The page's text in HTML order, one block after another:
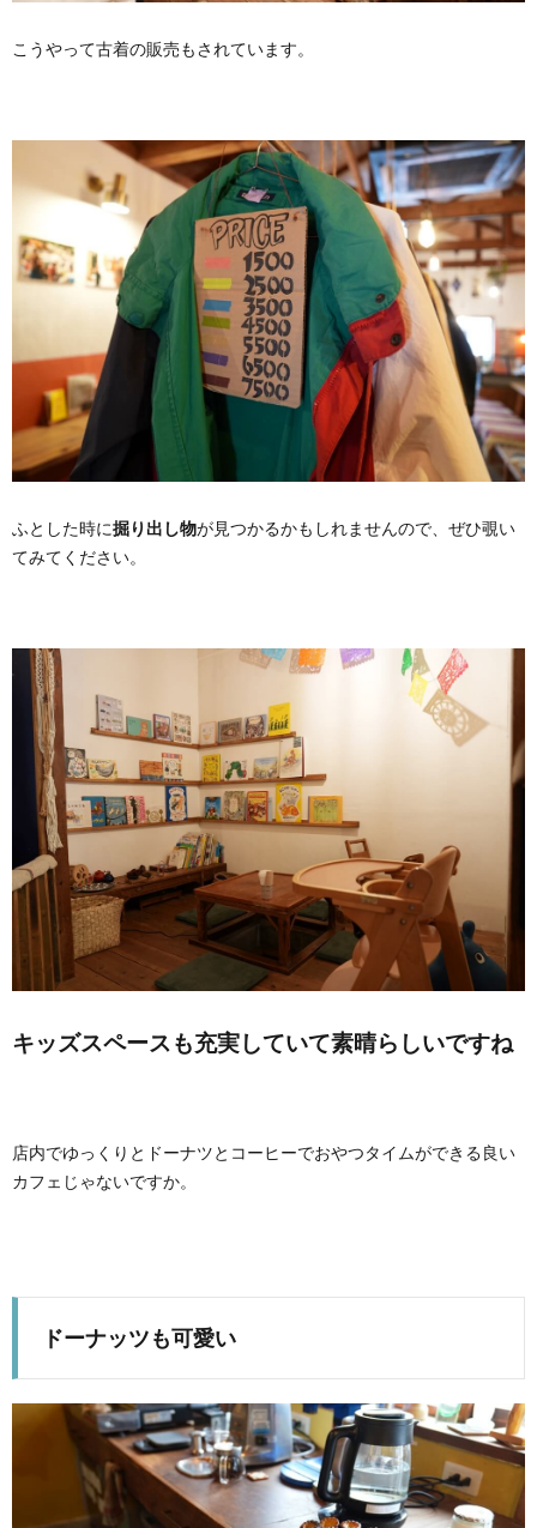
こうやって古着の販売もされています。
ふとした時に掘り出し物が見つかるかもしれませんので、ぜひ覗い
てみてください。
キッズスペースも充実していて素晴らしいですね
店内でゆっくりとドーナツとコーヒーでおやつタイムができる良い
カフェじゃないですか。
ドーナッツも可愛い